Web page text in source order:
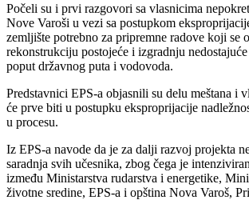
Počeli su i prvi razgovori sa vlasnicima
Nove Varoši u vezi sa postupkom
zemljište potrebno za pripremne radove koji se
rekonstrukciju postojeće i izgradnju
poput državnog puta i vodovoda.
Predstavnici EPS-a objasnili su delu meštana i
će prve biti u postupku eksproprijacije
u procesu.
Iz EPS-a navode da je za dalji razvoj projekta
saradnja svih učesnika, zbog čega je
između Ministarstva rudarstva i energetike,
životne sredine, EPS-a i opština Nova Varoš,